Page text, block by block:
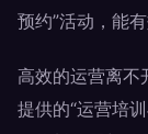
预约”活动，能有
高效的运营离不
提供的“运营培